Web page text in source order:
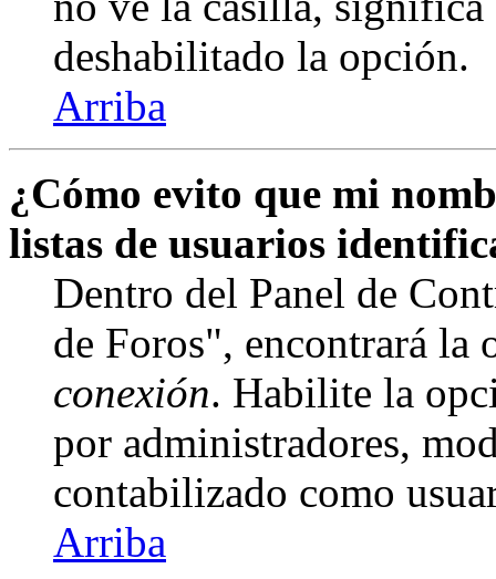
deshabilitado la opción.
Arriba
¿Cómo evito que mi
listas de usuarios
Dentro del Panel de
de Foros", encontrará la
conexión. Habilite la
por administradores,
contabilizado como
Arriba